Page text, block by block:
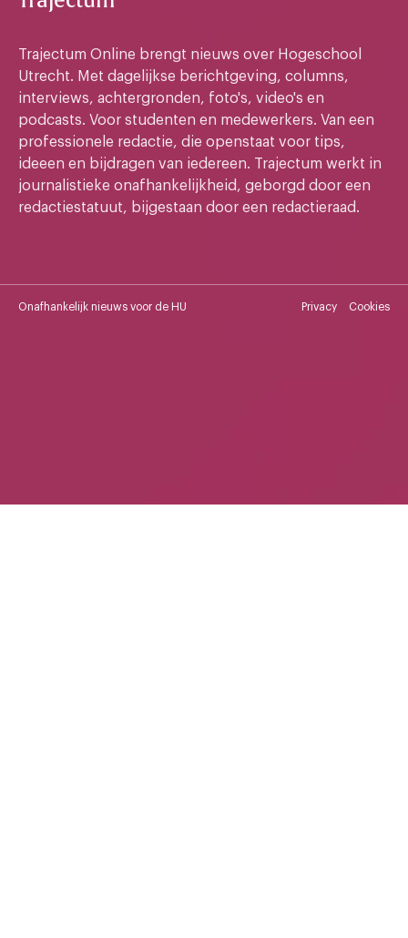
Trajectum Online brengt nieuws over Hogeschool
Utrecht. Met dagelijkse berichtgeving, columns,
interviews, achtergronden, foto's, video's en
podcasts. Voor studenten en medewerkers. Van een
professionele redactie, die openstaat voor tips,
ideeen en bijdragen van iedereen. Trajectum werkt in
journalistieke onafhankelijkheid, geborgd door een
redactiestatuut, bijgestaan door een redactieraad.
Onafhankelijk nieuws voor de HU Privacy Cookies